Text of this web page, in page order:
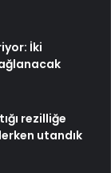
İki
rezilliğe
utandık